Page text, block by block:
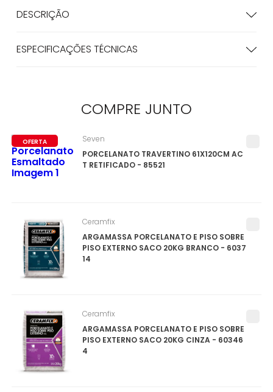
DESCRIÇÃO
ESPECIFICAÇÕES TÉCNICAS
COMPRE JUNTO
OFERTA
PORCELANATO TRAVERTINO 61X120CM AC
T RETIFICADO - 85521
Seven
ARGAMASSA PORCELANATO E PISO SOBRE
PISO EXTERNO SACO 20KG BRANCO - 6037
14
Ceramfix
ARGAMASSA PORCELANATO E PISO SOBRE
PISO EXTERNO SACO 20KG CINZA - 60346
4
Ceramfix